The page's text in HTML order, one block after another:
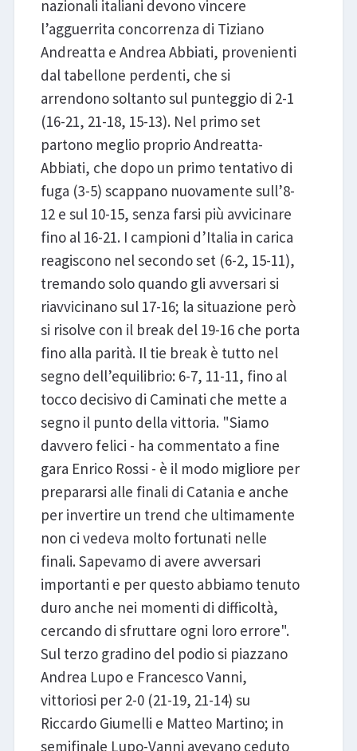
nazionali italiani devono vincere
l’agguerrita concorrenza di Tiziano
Andreatta e Andrea Abbiati, provenienti
dal tabellone perdenti, che si
arrendono soltanto sul punteggio di 2-1
(16-21, 21-18, 15-13). Nel primo set
partono meglio proprio Andreatta-
Abbiati, che dopo un primo tentativo di
fuga (3-5) scappano nuovamente sull’8-
12 e sul 10-15, senza farsi più avvicinare
fino al 16-21. I campioni d’Italia in carica
reagiscono nel secondo set (6-2, 15-11),
tremando solo quando gli avversari si
riavvicinano sul 17-16; la situazione però
si risolve con il break del 19-16 che porta
fino alla parità. Il tie break è tutto nel
segno dell’equilibrio: 6-7, 11-11, fino al
tocco decisivo di Caminati che mette a
segno il punto della vittoria. "Siamo
davvero felici - ha commentato a fine
gara Enrico Rossi - è il modo migliore per
prepararsi alle finali di Catania e anche
per invertire un trend che ultimamente
non ci vedeva molto fortunati nelle
finali. Sapevamo di avere avversari
importanti e per questo abbiamo tenuto
duro anche nei momenti di difficoltà,
cercando di sfruttare ogni loro errore".
Sul terzo gradino del podio si piazzano
Andrea Lupo e Francesco Vanni,
vittoriosi per 2-0 (21-19, 21-14) su
Riccardo Giumelli e Matteo Martino; in
semifinale Lupo-Vanni avevano ceduto